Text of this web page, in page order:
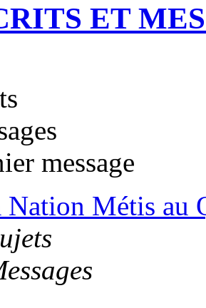
ET
message
Nation Métis au